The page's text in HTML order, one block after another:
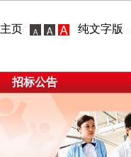
主页 纯文字版
招标公告